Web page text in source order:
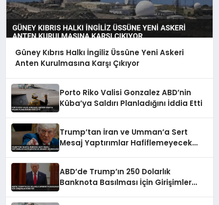
Güney Kıbrıs Halkı İngiliz Üssüne Yeni Askeri
Anten Kurulmasına Karşı Çıkıyor
Porto Riko Valisi Gonzalez ABD’nin
Küba’ya Saldırı Planladığını İddia Etti
Trump’tan İran ve Umman’a Sert
Mesaj Yaptırımlar Hafiflemeyecek
ABD’de Trump’ın 250 Dolarlık
Banknota Basılması İçin Girişimler